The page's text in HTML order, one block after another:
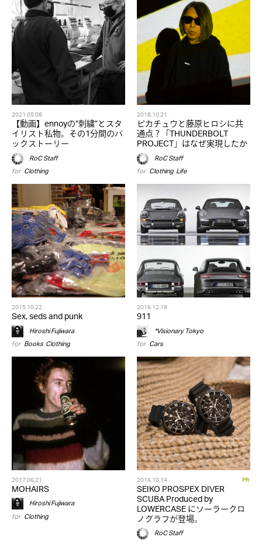
2021.05.08
【動画】ennoyの”刺繍”とスタ
イリスト私物。その1分間のバ
ックストーリー
RoC Staff
for Clothing
2018.10.21
ピカチュウと藤原ヒロシに共
通点？「THUNDERBOLT
PROJECT」はなぜ実現したか
RoC Staff
for Clothing,Life
2015.10.22
Sex, seds and punk
Hiroshi Fujiwara
for Books,Clothing
2016.12.19
911
*Visionary Tokyo
for Cars
2017.06.21
MOHAIRS
Hiroshi Fujiwara
for Clothing
2016.10.14 PR
SEIKO PROSPEX DIVER
SCUBA Produced by
LOWERCASE にソーラークロ
ノグラフが登場。
RoC Staff